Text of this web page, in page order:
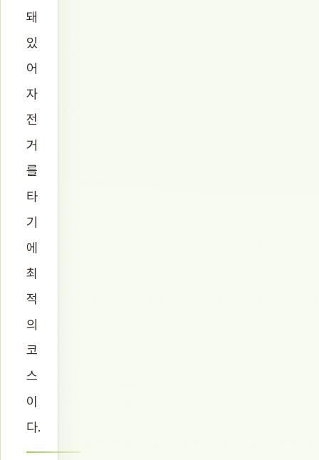
돼
있
어
자
전
거
를
타
기
에
최
적
의
코
스
이
다.